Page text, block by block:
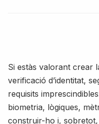
Si estàs valorant crear
verificació d’identitat,
requisits
biometria, lògiques,
construir-ho i, sobretot,